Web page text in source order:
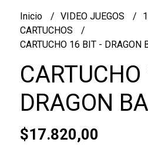
Inicio VIDEO JUEGOS
CARTUCHOS
CARTUCHO 16 BIT - DRAGON
DRAGON
$17.820,00